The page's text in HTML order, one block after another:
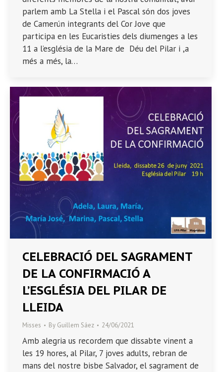
parlem amb La Stella i el Pascal són dos joves
de Camerún integrants del Cor Jove que
participa en les Eucaristies dels diumenges a les
11 a l’església de la Mare de Déu del Pilar i ,a
més a més, la…
CELEBRACIÓ DEL SAGRAMENT
DE LA CONFIRMACIÓ A
L’ESGLÉSIA DEL PILAR DE
LLEIDA
Misses By Guillem Sáez 24/06/2021
Amb alegria us recordem que dissabte vinent a
les 19 hores, al Pilar, 7 joves adults, rebran de
mans del nostre bisbe Salvador, el sagrament de